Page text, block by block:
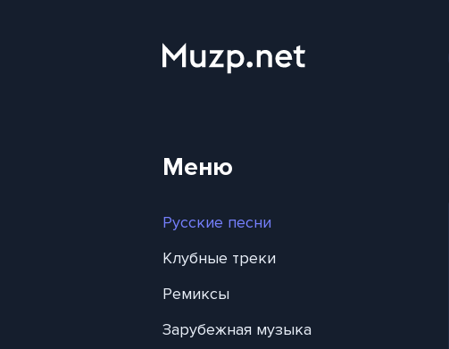
Меню
Русские песни
Клубные треки
Ремиксы
Зарубежная музыка